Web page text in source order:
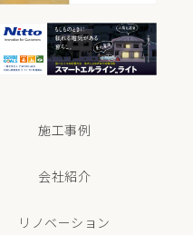
施工事例
会社紹介
リノベーション